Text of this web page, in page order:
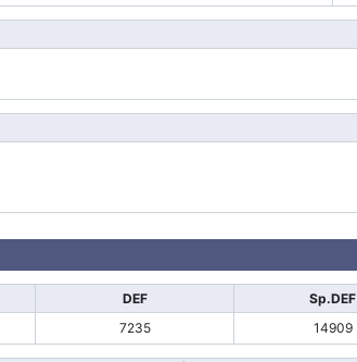
DEF
Sp.DEF
7235 14909